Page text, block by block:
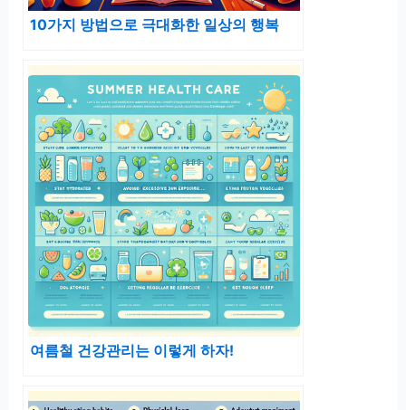
10가지 방법으로 극대화한 일상의 행복
여름철 건강관리는 이렇게 하자!